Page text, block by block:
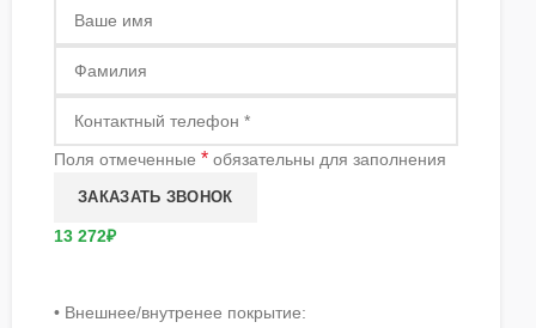
Поля отмеченные * обязательны для заполнения
13 272₽
• Внешнее/внутренее покрытие: